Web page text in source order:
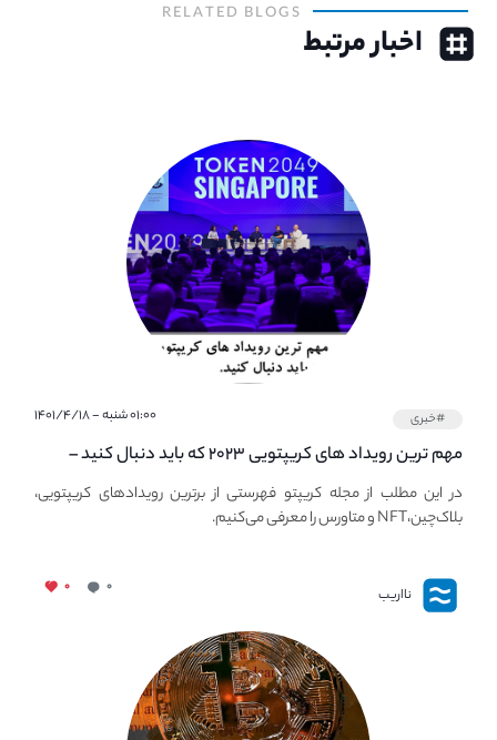
RELATED BLOGS
اخبار مرتبط
#خبری ۰۱:۰۰ شنبه - ۱۴۰۱/۴/۱۸
مهم ترین رویداد های کریپتویی ۲۰۲۳ که باید دنبال کنید –
معرفی بهترین رویداد های جهانی
در این مطلب از مجله کریپتو فهرستی از برترین رویدادهای کریپتویی،
بلاک‌چین،NFT و متاورس را معرفی می‌کنیم.
نااریب ۰ ۰